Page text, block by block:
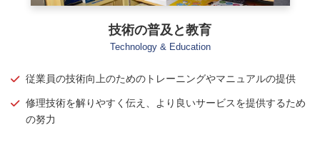
技術の普及と教育
Technology & Education
従業員の技術向上のためのトレーニングやマニュアルの提供
修理技術を解りやすく伝え、より良いサービスを提供するため
の努力